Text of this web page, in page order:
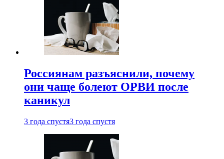
Россиянам разъяснили, почему
они чаще болеют ОРВИ после
каникул
3 года спустя3 года спустя